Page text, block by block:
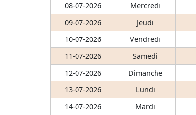
08-07-2026
Mercredi
09-07-2026
Jeudi
10-07-2026
Vendredi
11-07-2026
Samedi
12-07-2026
Dimanche
13-07-2026
Lundi
14-07-2026
Mardi